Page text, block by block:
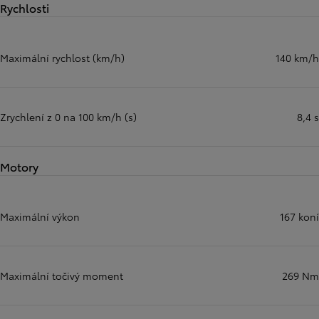
Rychlosti
Maximální rychlost (km/h) 140 km/h
Zrychlení z 0 na 100 km/h (s) 8,4 s
Motory
Maximální výkon 167 koní
Maximální točivý moment 269 Nm